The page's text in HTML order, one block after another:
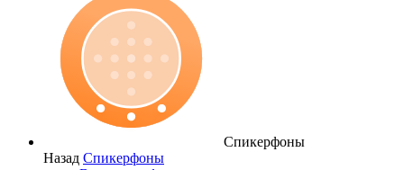
Спикерфоны
Назад Спикерфоны